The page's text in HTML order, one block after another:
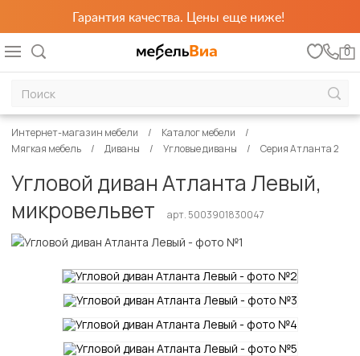
Гарантия качества. Цены еще ниже!
0
Интернет-магазин мебели
Каталог мебели
Мягкая мебель
Диваны Угловые диваны Серия Атланта 2
Угловой диван Атланта Левый,
микровельвет
арт. 5003901830047